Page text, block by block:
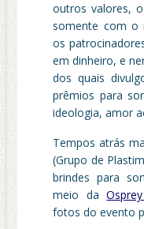
outros valores,
somente com o
os
em dinheiro, e
dos quais
prêmios para
ideologia, amor
Tempos atrás
(Grupo de
brindes para
meio da
fotos do evento